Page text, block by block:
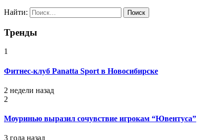
Найти:
Тренды
1
Фитнес-клуб Panatta Sport в Новосибирске
2 недели назад
2
Моуринью выразил сочувствие игрокам “Ювентуса”
3 года назад